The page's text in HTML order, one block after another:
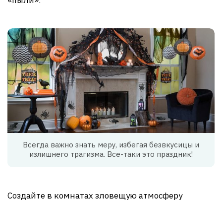
Всегда важно знать меру, избегая безвкусицы и
излишнего трагизма. Все-таки это праздник!
Создайте в комнатах зловещую атмосферу